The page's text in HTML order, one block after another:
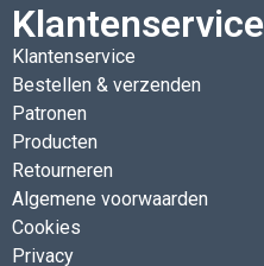
Klantenservice
Klantenservice
Bestellen & verzenden
Patronen
Producten
Retourneren
Algemene voorwaarden
Cookies
Privacy